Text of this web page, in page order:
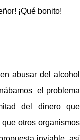
¡Qué bonito!
abusar del alcohol
el problema
del dinero que
otros organismos
inviable, así